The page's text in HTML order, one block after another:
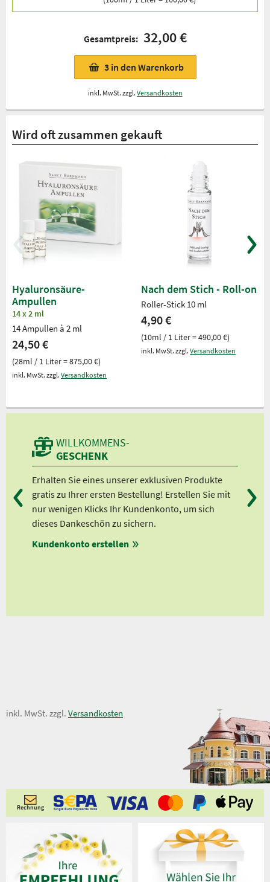
Gesamtpreis: 32,00 €
3 in den Warenkorb
inkl. MwSt. zzgl. Versandkosten
Wird oft zusammen gekauft
Hyaluronsäure-
Ampullen
14 x 2 ml
14 Ampullen à 2 ml
24,50 €
(28ml / 1 Liter = 875,00 €)
inkl. MwSt. zzgl. Versandkosten
Nach dem Stich - Roll-on
Roller-Stick 10 ml
4,90 €
(10ml / 1 Liter = 490,00 €)
inkl. MwSt. zzgl. Versandkosten
WILLKOMMENS-
GESCHENK
Erhalten Sie eines unserer exklusiven Produkte
gratis zu Ihrer ersten Bestellung! Erstellen Sie mit
nur wenigen Klicks Ihr Kundenkonto, um sich
dieses Dankeschön zu sichern.
Kundenkonto erstellen
Ab
6,50 €
inkl. MwSt. zzgl. Versandkosten
Rechnung